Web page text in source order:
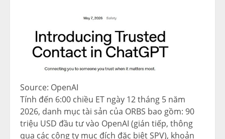
Source: OpenAI
Tính đến 6:00 chiều ET ngày 12 tháng 5 năm
2026, danh mục tài sản của ORBS bao gồm: 90
triệu USD đầu tư vào OpenAI (gián tiếp, thông
qua các công ty mục đích đặc biệt SPV), khoản